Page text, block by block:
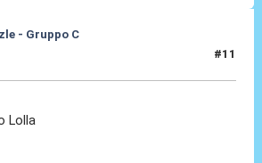
- Gruppo C
#11
Lolla